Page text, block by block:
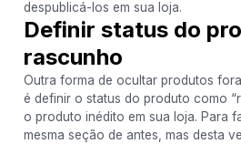
despublicá-los em sua loja.
Definir status do
rascunho
Outra forma de ocultar produtos
é definir o status do produto como
o produto inédito em sua loja. Para
mesma seção de antes, mas desta